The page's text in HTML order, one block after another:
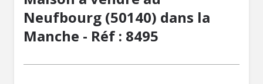
Neufbourg (50140) dans la
Manche - Réf : 8495